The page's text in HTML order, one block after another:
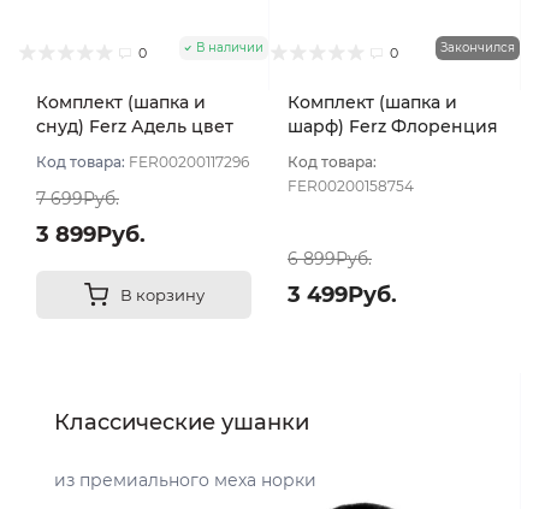
0 В наличии
Комплект (шапка и
снуд) Ferz Адель цвет
Код товара: FER00200117296
7 699Руб.
3 899Руб.
В корзину
0 Закончился
Комплект (шапка и
шарф) Ferz Флоренция
Код товара:
FER00200158754
6 899Руб.
3 499Руб.
Классические ушанки
из премиального меха норки